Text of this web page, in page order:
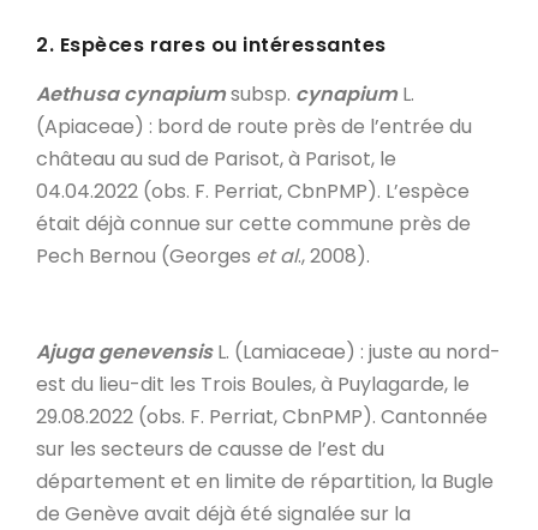
2. Espèces rares ou intéressantes
Aethusa cynapiumsubsp. cynapiumL.
(Apiaceae) : bord de route près de l’entrée du
château au sud de Parisot, à Parisot, le
04.04.2022 (obs. F. Perriat, CbnPMP). L’espèce
était déjà connue sur cette commune près de
Pech Bernou (Georges et al., 2008).
Ajuga genevensisL. (Lamiaceae) : juste au nord-
est du lieu-dit les Trois Boules, à Puylagarde, le
29.08.2022 (obs. F. Perriat, CbnPMP). Cantonnée
sur les secteurs de causse de l’est du
département et en limite de répartition, la Bugle
de Genève avait déjà été signalée sur la